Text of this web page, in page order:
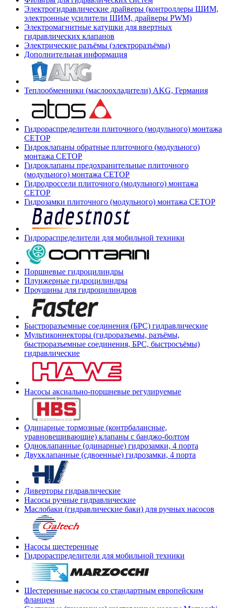
Электрогидравлические драйверы (контроллеры ШИМ,
электронные усилители ШИМ, драйверы PWM)
Электромагнитные катушки для ввертных
гидравлических клапанов
Электрические разъёмы (электроразъёмы)
Дополнительная информация
Теплообменники (маслоохладители) AKG, Германия
Гидрораспределители плиточного (модульного) монтажа
СЕТОР
Гидроклапаны обратные плиточного (модульного)
монтажа CETOP
Гидроклапаны предохранительные плиточного
(модульного) монтажа CETOP
Гидродроссели плиточного (модульного) монтажа
CETOP
Гидрозамки плиточного (модульного) монтажа CETOP
Гидрораспределители для мобильной техники
Поршневые гидроцилиндры
Плунжерные гидроцилиндры
Проушины для гидроцилиндров
Быстроразъемные соединения (БРС) гидравлические
Мультиконнекторы (гидроразъемы, разъёмы,
быстроразъемные соединения, БРС, быстросъёмы)
гидравлические
Насосы аксиально-поршневые регулируемые
Одинарные тормозные (контрбалансные,
уравновешивающие) клапаны с банджо-болтом
Одноклапанные (одинарные) гидрозамки, 4 порта
Двухклапанные (сдвоенные) гидрозамки, 4 порта
Диверторы гидравлические
Насосы ручные гидравлические
Маслобаки (гидравлические баки) для ручных насосов
Насосы шестеренные
Гидрораспределители для мобильной техники
Шестеренные насосы со стандартным европейским
фланцем